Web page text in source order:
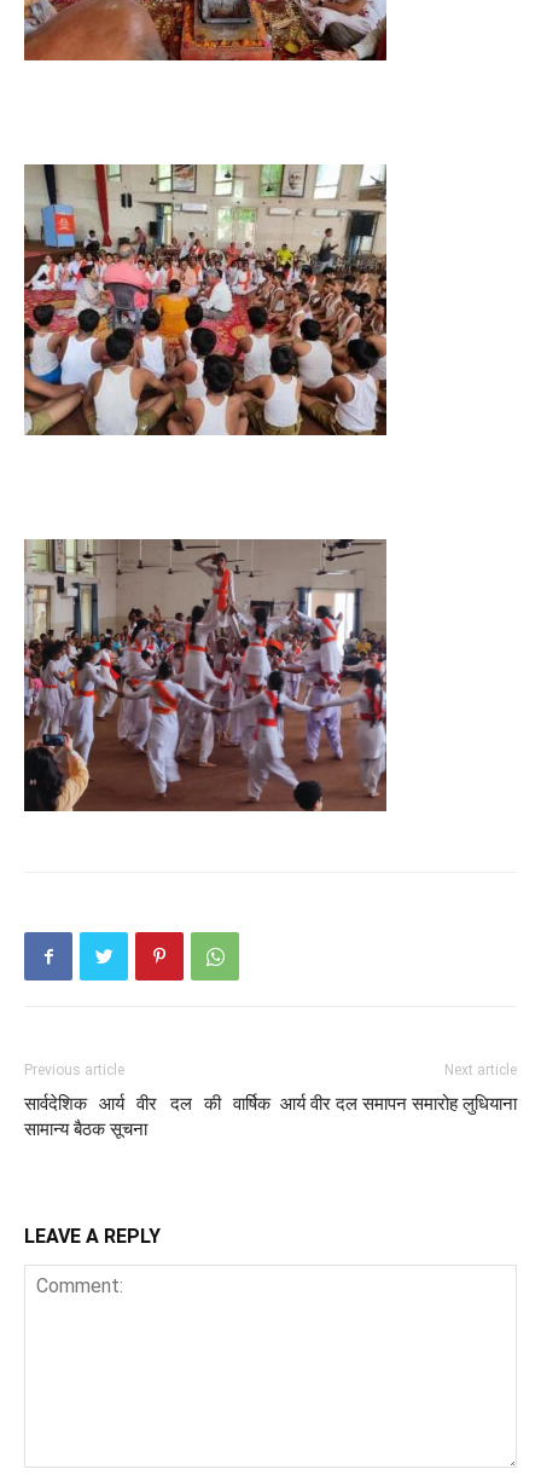
Previous article
सार्वदेशिक आर्य वीर दल की वार्षिक
सामान्य बैठक सूचना
Next article
आर्य वीर दल समापन समारोह लुधियाना
LEAVE A REPLY